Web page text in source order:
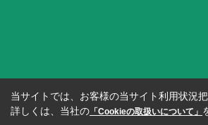
当サイトでは、お客様の当サイト利用状況
詳しくは、当社の 「Cookieの取扱いについて」